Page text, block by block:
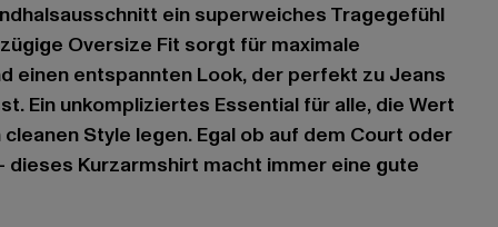
ein superweiches Tragegefühl
Oversize Fit sorgt für maximale
einen entspannten Look, der perfekt zu Jeans
Ein unkompliziertes Essential für alle, die Wert
Style legen. Egal ob auf dem Court oder
dieses Kurzarmshirt macht immer eine gute